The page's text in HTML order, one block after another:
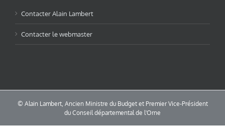
Contacter Alain Lambert
Contacter le webmaster
© Alain Lambert, Ancien Ministre du Budget et Premier Vice-Président
du Conseil départemental de l'Orne